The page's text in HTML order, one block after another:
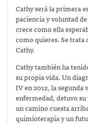
Cathy será la primera
paciencia y voluntad
crece como ella
como quieres. Se trata
Cathy.
Cathy también ha
su propia vida. Un
IV en 2012, la segunda
enfermedad, detuvo
un camino cuesta
quimioterapia y un